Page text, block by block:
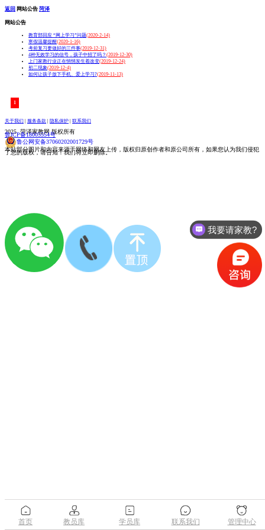
返回 网站公告 菏泽
网站公告
教育部回应 “网上学习”问题(2020-2-14)
寒假温馨提醒(2020-1-16)
考前复习要做好的三件事(2019-12-31)
4种无效学习的信号，孩子中招了吗？ (2019-12-30)
上门家教行业正在悄悄发生着改变(2019-12-24)
初二现象(2019-12-4)
如何让孩子放下手机、爱上学习?(2019-11-13)
1
关于我们 服务条款 隐私保护 联系我们
2025 菏泽家教网 版权所有
鲁ICP备18005554号
鲁公网安备37060202001729号
本站部分图片和内容来源于网络和网友上传，版权归原创作者和原公司所有，如果您认为我们侵犯
了您的版权，请告知！我们将立即删除。
首页 教员库 学员库 联系我们 管理中心
我要请家教?